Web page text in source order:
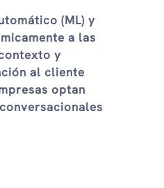
(ML) y
a las
y
al cliente
optan